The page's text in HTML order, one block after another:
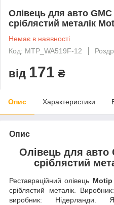
Олівець для авто GMC
сріблястий металік
Немає в наявності
Код: MTP_WA519F-12
від 171 ₴
Опис Характеристики
Опис
Олівець для авто
сріблястий
Реставраційний олівець Motip
сріблястий металік.
виробник: Нідерланди.